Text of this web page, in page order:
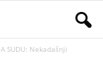
SUDU: Nekadašnji